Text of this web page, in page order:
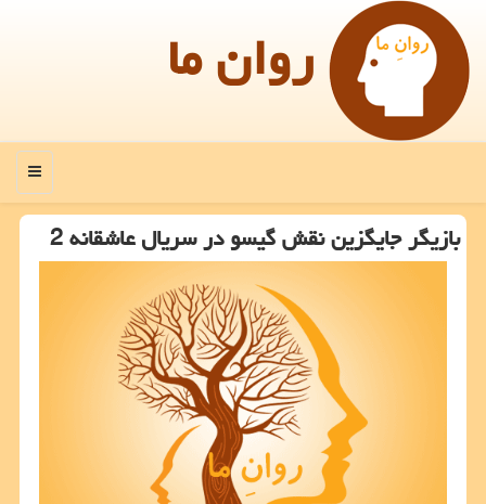
روان ما
منو
بازیگر جایگزین نقش گیسو در سریال عاشقانه 2